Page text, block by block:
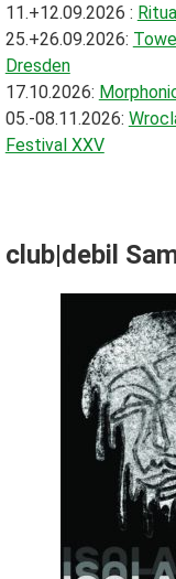
11.+12.09.2026 :
25.+26.09.2026:
Dresden
17.10.2026:
05.-08.11.2026:
Festival XXV
club|debil